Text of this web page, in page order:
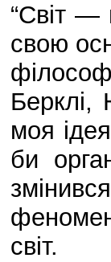
“Світ —
свою
моя
би
світ.